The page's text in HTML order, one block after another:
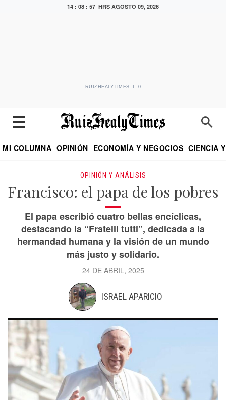
14 : 08 : 58 HRS AGOSTO 09, 2026
RUIZHEALYTIMES_T_0
MI COLUMNA OPINIÓN ECONOMÍA Y NEGOCIOS CIENCIA
OPINIÓN Y ANÁLISIS
Francisco: el papa de los pobres
El papa escribió cuatro bellas encíclicas,
destacando la “Fratelli tutti”, dedicada a la
hermandad humana y la visión de un mundo
más justo y solidario.
24 DE ABRIL, 2025
ISRAEL APARICIO